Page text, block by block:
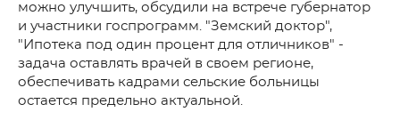
можно улучшить, обсудили на встрече губернатор
и участники госпрограмм. "Земский доктор",
"Ипотека под один процент для отличников" -
задача оставлять врачей в своем регионе,
обеспечивать кадрами сельские больницы
остается предельно актуальной.